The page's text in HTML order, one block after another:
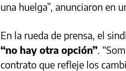
una huelga”, anunciaron en
En la rueda de prensa, el
“no hay otra opción”.
contrato que refleje los